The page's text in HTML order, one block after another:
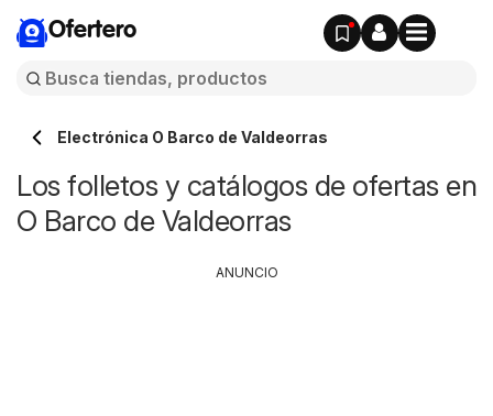
Ofertero
Electrónica O Barco de Valdeorras
Los folletos y catálogos de ofertas en
O Barco de Valdeorras
ANUNCIO